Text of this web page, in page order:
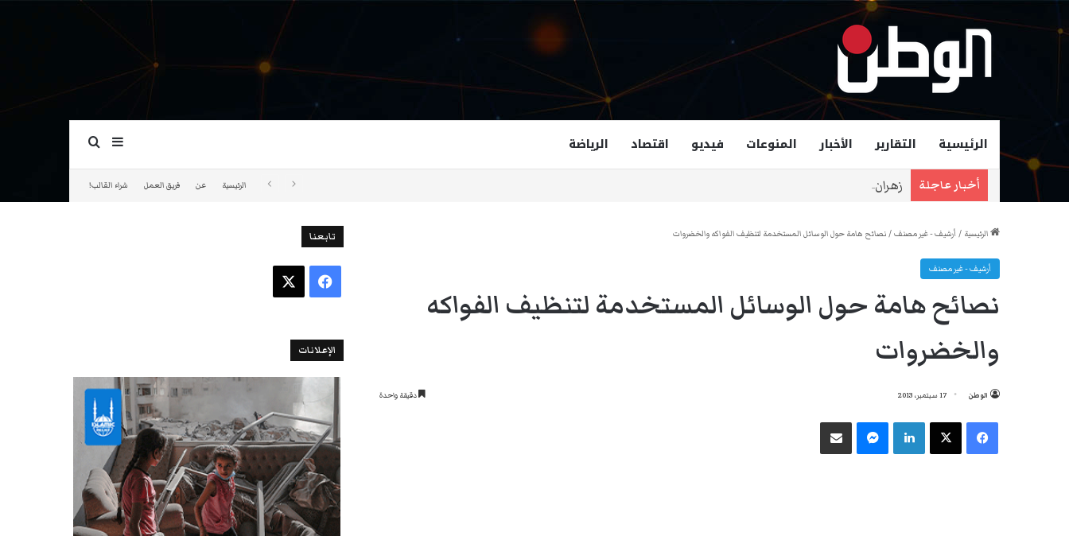
الرئيسية التقارير الأخبار المنوعات فيديو اقتصاد الرياضة إضافة عمود جانبي
بحث عن
أخبار عاجلة زهران ممداني عمدة لمدينة نيويورك وغزالة هاشمي أول مسلمة نائبة لحاكم فرجينيا الرئيسية عن فريق العمل شراء القالب!
الرئيسية / أرشيف - غير مصنف/نصائح هامة حول الوسائل المستخدمة لتنظيف الفواكه والخضروات
أرشيف - غير مصنف
نصائح هامة حول الوسائل المستخدمة لتنظيف الفواكه
والخضروات
الوطن 17 سبتمبر، 2013 دقيقة واحدة
فيسبوك ‫X لينكدإن ماسنجر مشاركة عبر البريد
تابعنا
فيسبوك
الإعلانات